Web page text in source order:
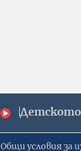
Общи условия за